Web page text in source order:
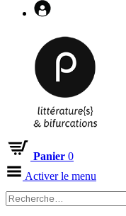
Panier 0
Activer le menu